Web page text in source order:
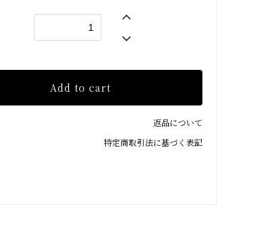
Add to cart
返品について
特定商取引法に基づく表記